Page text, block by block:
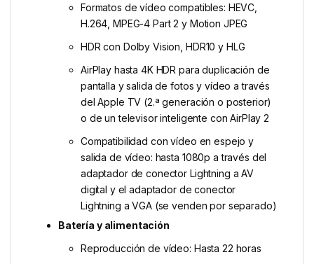
Formatos de vídeo compatibles: HEVC,
H.264, MPEG-4 Part 2 y Motion JPEG
HDR con Dolby Vision, HDR10 y HLG
AirPlay hasta 4K HDR para duplicación de
pantalla y salida de fotos y vídeo a través
del Apple TV (2.ª generación o posterior)
o de un televisor inteligente con AirPlay 2
Compatibilidad con vídeo en espejo y
salida de vídeo: hasta 1080p a través del
adaptador de conector Lightning a AV
digital y el adaptador de conector
Lightning a VGA (se venden por separado)
Batería y alimentación
Reproducción de vídeo: Hasta 22 horas